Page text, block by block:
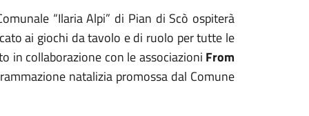
“Ilaria Alpi” di Pian di Scò ospiterà
ai giochi da tavolo e di ruolo per tutte le
in collaborazione con le associazioni From
natalizia promossa dal Comune